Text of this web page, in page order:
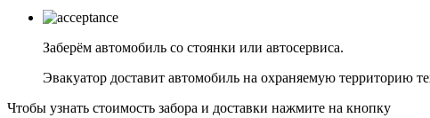
Заберём автомобиль со стоянки или автосервиса.
Эвакуатор доставит автомобиль на охраняемую территорию
Чтобы узнать стоимость забора и доставки нажмите на кнопку